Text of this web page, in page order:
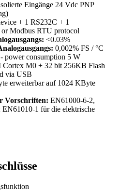
Eingänge 24 Vdc PNP
+ 1 RS232C + 1
Modbus RTU protocol
<0.03%
0,002% FS / °C
power consumption 5 W
M0 + 32 bit 256KB Flash
via USB
erweiterbar auf 1024 KByte
Vorschriften: EN61000-6-2,
1 für die elektrische